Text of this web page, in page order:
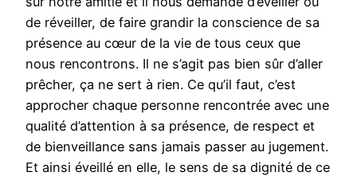
de réveiller, de faire grandir la conscience de sa
présence au cœur de la vie de tous ceux que
nous rencontrons. Il ne s’agit pas bien sûr d’aller
prêcher, ça ne sert à rien. Ce qu’il faut, c’est
approcher chaque personne rencontrée avec une
qualité d’attention à sa présence, de respect et
de bienveillance sans jamais passer au jugement.
Et ainsi éveillé en elle, le sens de sa dignité de ce